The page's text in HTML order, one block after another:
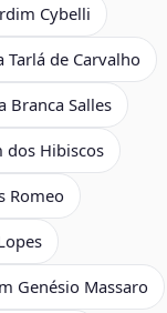
Cybelli
Tarlá de Carvalho
Branca Salles
dos Hibiscos
Romeo
Genésio Massaro